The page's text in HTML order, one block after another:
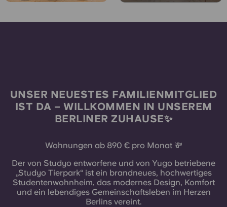
UNSER NEUESTES FAMILIENMITGLIED
IST DA – WILLKOMMEN IN UNSEREM
BERLINER ZUHAUSE✨
Wohnungen ab 890 € pro Monat 💸
Der von Studyo entworfene und von Yugo betriebene
„Studyo Tierpark“ ist ein brandneues, hochwertiges
Studentenwohnheim, das modernes Design, Komfort
und ein lebendiges Gemeinschaftsleben im Herzen
Berlins vereint.